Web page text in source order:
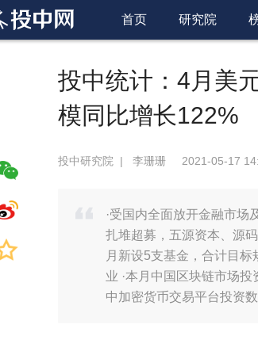
首页 研究院
投中统计：4月美
模同比增长122%
投中研究院 | 李珊珊 2021-05-17
·受国内全面放开金融市场
扎堆超募，五源资本、源
月新设5支基金，合计目
业 ·本月中国区块链市场
中加密货币交易平台投资